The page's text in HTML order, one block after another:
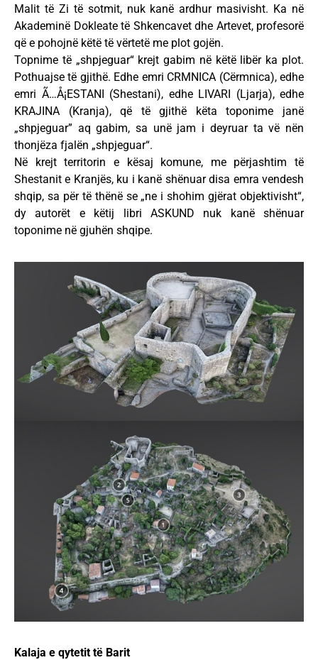
Malit të Zi të sotmit, nuk kanë ardhur masivisht. Ka në
Akademinë Dokleate të Shkencavet dhe Artevet, profesorë
që e pohojnë këtë të vërtetë me plot gojën.
Topnime të „shpjeguar“ krejt gabim në këtë libër ka plot.
Pothuajse të gjithë. Edhe emri CRMNICA (Cërmnica), edhe
emri Ã…Å¡ESTANI (Shestani), edhe LIVARI (Ljarja), edhe
KRAJINA (Kranja), që të gjithë këta toponime janë
„shpjeguar” aq gabim, sa unë jam i deyruar ta vë nën
thonjëza fjalën „shpjeguar“.
Në krejt territorin e kësaj komune, me përjashtim të
Shestanit e Kranjës, ku i kanë shënuar disa emra vendesh
shqip, sa për të thënë se „ne i shohim gjërat objektivisht“,
dy autorët e këtij libri ASKUND nuk kanë shënuar
toponime në gjuhën shqipe.
Kalaja e qytetit të Barit